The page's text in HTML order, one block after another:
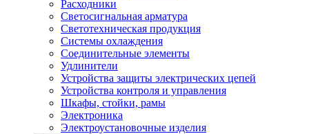
Расходники
Светосигнальная арматура
Светотехническая продукция
Системы охлаждения
Соединительные элементы
Удлинители
Устройства защиты электрических цепей
Устройства контроля и управления
Шкафы, стойки, рамы
Электроника
Электроустановочные изделия